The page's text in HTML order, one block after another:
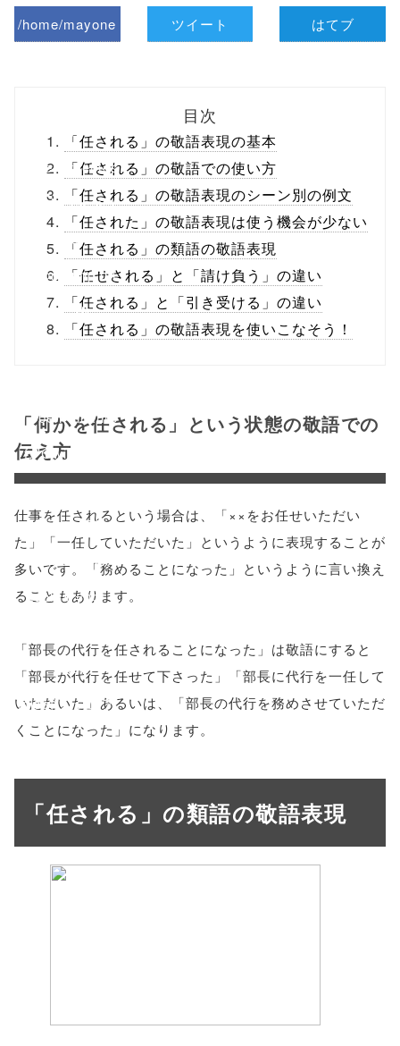
/home/mayone
ml/wp-
content/themes
/tapbiz_theme/
parts/sns-
buttons.php on
line10
/1039189"
w.open(this.hre
f, 'Gwindow',
'width=550,
height=450,
menubar=no,
toolbar=no,
); return
false;"> シェア
ツイート はてブ
目次
「任される」の敬語表現の基本
「任される」の敬語での使い方
「任される」の敬語表現のシーン別の例文
「任された」の敬語表現は使う機会が少ない
「任される」の類語の敬語表現
「任せされる」と「請け負う」の違い
「任される」と「引き受ける」の違い
「任される」の敬語表現を使いこなそう！
「何かを任される」という状態の敬語での
伝え方
仕事を任されるという場合は、「××をお任せいただい
た」「一任していただいた」というように表現することが
多いです。「務めることになった」というように言い換え
ることもあります。
「部長の代行を任されることになった」は敬語にすると
「部長が代行を任せて下さった」「部長に代行を一任して
いただいた」あるいは、「部長の代行を務めさせていただ
くことになった」になります。
「任される」の類語の敬語表現